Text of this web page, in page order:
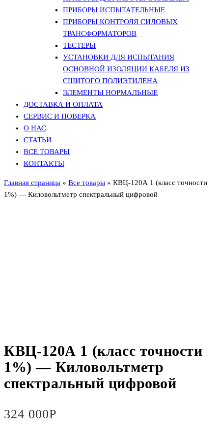
ПРИБОРЫ ИСПЫТАТЕЛЬНЫЕ
ПРИБОРЫ КОНТРОЛЯ СИЛОВЫХ
ТРАНСФОРМАТОРОВ
ТЕСТЕРЫ
УСТАНОВКИ ДЛЯ ИСПЫТАНИЯ
ОСНОВНОЙ ИЗОЛЯЦИИ КАБЕЛЯ ИЗ
СШИТОГО ПОЛИЭТИЛЕНА
ЭЛЕМЕНТЫ НОРМАЛЬНЫЕ
ДОСТАВКА И ОПЛАТА
СЕРВИС И ПОВЕРКА
О НАС
СТАТЬИ
ВСЕ ТОВАРЫ
КОНТАКТЫ
Главная страница » Все товары » КВЦ-120А 1 (класс точности
1%) — Киловольтметр спектральный цифровой
КВЦ-120А 1 (класс точности
1%) — Киловольтметр
спектральный цифровой
324 000Р